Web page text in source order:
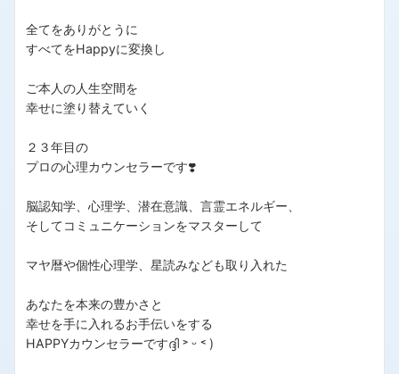
全てをありがとうに
すべてをHappyに変換し
ご本人の人生空間を
幸せに塗り替えていく
２３年目の
プロの心理カウンセラーです❣️
脳認知学、心理学、潜在意識、言霊エネルギー、
そしてコミュニケーションをマスターして
マヤ暦や個性心理学、星読みなども取り入れた
あなたを本来の豊かさと
幸せを手に入れるお手伝いをする
HAPPYカウンセラーですദ്ദി ˃ ᵕ ˂ )